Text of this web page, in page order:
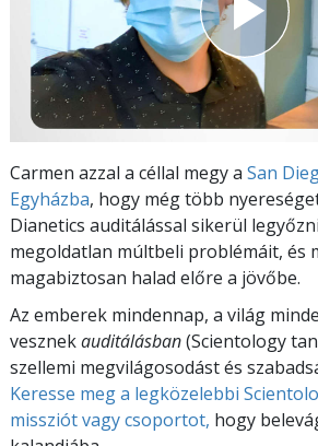
Carmen azzal a céllal megy a San
Egyházba, hogy még több
Dianetics auditálással sikerül
megoldatlan múltbeli problémáit, és
magabiztosan halad előre a jövőbe.
Az emberek mindennap, a világ
vesznekauditálásban(Scientology
szellemi megvilágosodást és
Keresse meg a legközelebbi
missziót vagy csoportot, hogy